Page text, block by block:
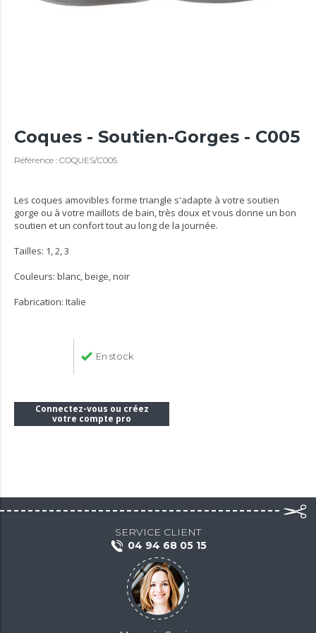
Coques - Soutien-Gorges - C005
Référence : COQUES/C005
Les coques amovibles forme triangle s'adapte à votre soutien
gorge ou à votre maillots de bain, très doux et vous donne un bon
soutien et un confort tout au long de la journée.
Tailles: 1, 2, 3
Couleurs: blanc, beige, noir
Fabrication: Italie
En stock
Connectez-vous ou créez
votre compte pro
SERVICE CLIENT
04 94 68 05 15